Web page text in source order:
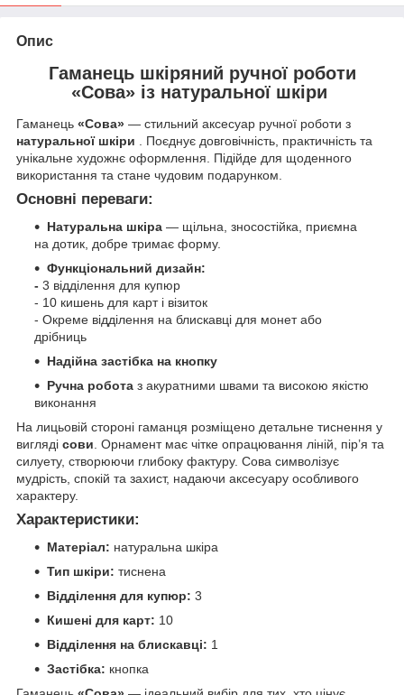
Опис
Гаманець шкіряний ручної роботи
«Сова» із натуральної шкіри
Гаманець «Сова» — стильний аксесуар ручної роботи з
натуральної шкіри . Поєднує довговічність, практичність та
унікальне художнє оформлення. Підійде для щоденного
використання та стане чудовим подарунком.
Основні переваги:
Натуральна шкіра — щільна, зносостійка, приємна
на дотик, добре тримає форму.
Функціональний дизайн:
- 3 відділення для купюр
- 10 кишень для карт і візиток
- Окреме відділення на блискавці для монет або
дрібниць
Надійна застібка на кнопку
Ручна робота з акуратними швами та високою якістю
виконання
На лицьовій стороні гаманця розміщено детальне тиснення у
вигляді сови. Орнамент має чітке опрацювання ліній, пір’я та
силуету, створюючи глибоку фактуру. Сова символізує
мудрість, спокій та захист, надаючи аксесуару особливого
характеру.
Характеристики:
Матеріал: натуральна шкіра
Тип шкіри: тиснена
Відділення для купюр: 3
Кишені для карт: 10
Відділення на блискавці: 1
Застібка: кнопка